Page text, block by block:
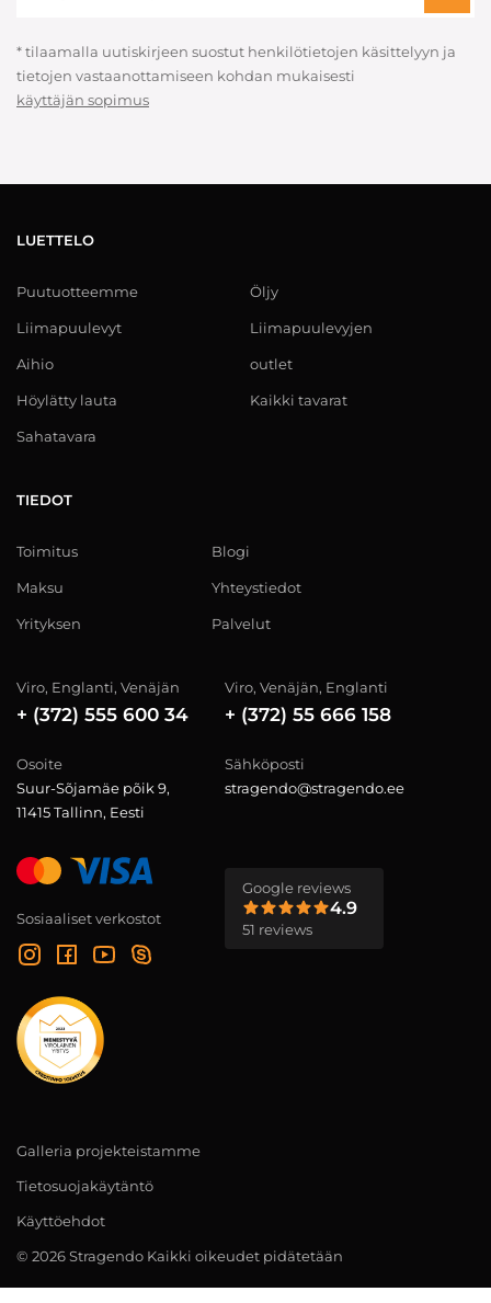
* tilaamalla uutiskirjeen suostut henkilötietojen käsittelyyn ja
tietojen vastaanottamiseen kohdan mukaisesti
käyttäjän sopimus
LUETTELO
Puutuotteemme
Liimapuulevyt
Aihio
Höylätty lauta
Sahatavara
Öljy
Liimapuulevyjen
outlet
Kaikki tavarat
TIEDOT
Toimitus
Maksu
Yrityksen
Blogi
Yhteystiedot
Palvelut
Viro, Englanti, Venäjän
+ (372) 555 600 34
Viro, Venäjän, Englanti
+ (372) 55 666 158
Osoite
Suur-Sõjamäe põik 9,
11415 Tallinn, Eesti
Sähköposti
stragendo@stragendo.ee
Sosiaaliset verkostot
Google reviews
4.9
51 reviews
Galleria projekteistamme
Tietosuojakäytäntö
Käyttöehdot
© 2026 Stragendo Kaikki oikeudet pidätetään